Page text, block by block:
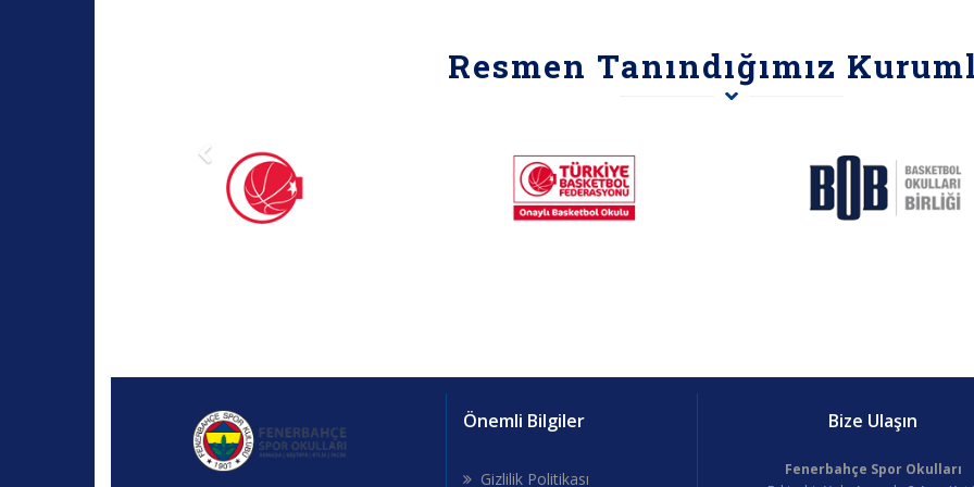
Resmen Tanındığımız
Önemli Bilgiler
Gizlilik Politikası
Bize Ulaşın
Fenerbahçe Spor Okulları